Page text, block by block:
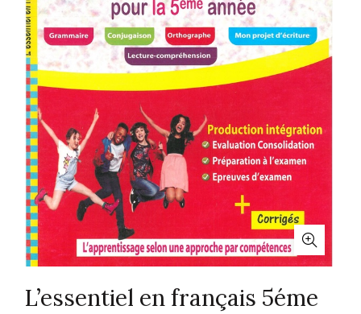
L’essentiel en français 5éme